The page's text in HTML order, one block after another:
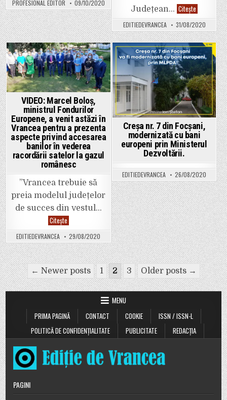
prin
proiecte
europene:
Start
Up
Plus
PROFESIONAL EDITOR 09/10/2020
Județean… Citește
Vrancea
a
blocat
zeci
de
viticultori
din
cauza
întârzierii
proiectelor
de
reabilitare
a
drumurilor
județene.
Viticultorii
din
mai
multe
comune
din
își
pot
recolta
și
vinde
strugurii
din
cauza
lucrărilor
la
drumuri!
EDITIEDEVRANCEA 31/08/2020
Posted
in
VIDEO: Marcel Boloș,
ministrul Fondurilor
Europene, a venit astăzi în
Vrancea pentru a prezenta
aspecte privind accesarea
banilor în vederea
racordării satelor la gazul
românesc
”Vrancea trebuie să
preia modelul județelor
de succes din vestul…
CiteșteVIDEO:
Marcel
Boloș,
ministrul
Fondurilor
Europene,
a
venit
astăzi
în
Vrancea
pentru
aspecte
privind
accesarea
banilor
în
racordării
satelor
la
EDITIEDEVRANCEA 29/08/2020
Posted
in
Creșa nr. 7 din Focșani,
modernizată cu bani
europeni prin Ministerul
Dezvoltării.
EDITIEDEVRANCEA 26/08/2020
Paginație
articole
← Newer posts 1 2 3 Older posts →
MENU
PRIMA PAGINĂ
CONTACT COOKIE
ISSN / ISSN-L
POLITICĂ DE CONFIDENȚIALITATE
PUBLICITATE REDACȚIA
PAGINI